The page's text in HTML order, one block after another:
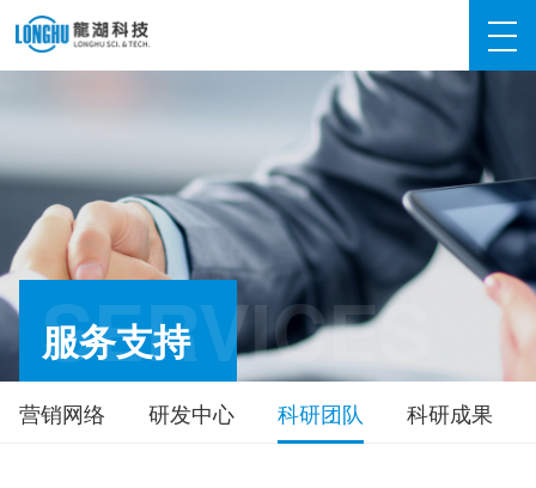
服务支持
SERVICES
营销网络 研发中心 科研团队 科研成果